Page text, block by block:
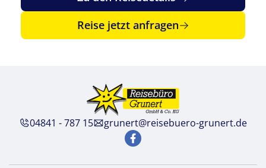
Reise jetzt anfragen
04841 - 787 15 grunert@reisebuero-grunert.de